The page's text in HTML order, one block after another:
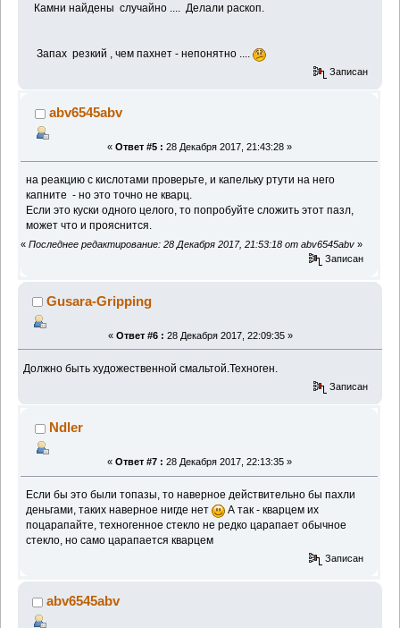
Камни найдены случайно .... Делали раскоп.
Запах резкий , чем пахнет - непонятно ....
Записан
abv6545abv
« Ответ #5 : 28 Декабря 2017, 21:43:28 »
на реакцию с кислотами проверьте, и капельку ртути на него
капните - но это точно не кварц.
Если это куски одного целого, то попробуйте сложить этот пазл,
может что и прояснится.
« Последнее редактирование: 28 Декабря 2017, 21:53:18 от abv6545abv »
Записан
Gusara-Gripping
« Ответ #6 : 28 Декабря 2017, 22:09:35 »
Должно быть художественной смальтой.Техноген.
Записан
Ndler
« Ответ #7 : 28 Декабря 2017, 22:13:35 »
Если бы это были топазы, то наверное действительно бы пахли
деньгами, таких наверное нигде нет
А так - кварцем их
поцарапайте, техногенное стекло не редко царапает обычное
стекло, но само царапается кварцем
Записан
abv6545abv